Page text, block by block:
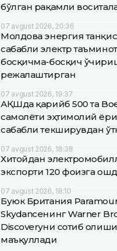
бўлган рақамли
07 avgust 2026, 20:36
Молдова энергия
сабабли электр
босқичма-босқич
режалаштирган
07 avgust 2026, 19:37
АҚШда қарийб 500 та
самолёти эҳтимолий
сабабли текширувдан
07 avgust 2026, 18:38
Хитойдан
экспорти 120 фоизга
07 avgust 2026, 18:10
Буюк Британия
Skydanceнинг Warner
Discoveryни сотиб
маъқуллади